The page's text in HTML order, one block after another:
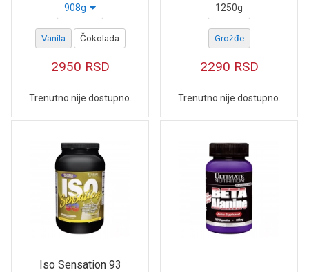
908g
Vanila Čokolada
2950 RSD
Trenutno nije dostupno.
1250g
Grožđe
2290 RSD
Trenutno nije dostupno.
Iso Sensation 93